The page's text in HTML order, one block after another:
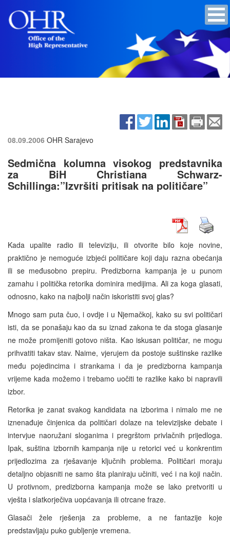
08.09.2006 OHR Sarajevo
Sedmična kolumna visokog predstavnika
za BiH Christiana Schwarz-
Schillinga:”Izvršiti pritisak na političare”
Kada upalite radio ili televiziju, ili otvorite bilo koje novine,
praktično je nemoguće izbjeći političare koji daju razna obećanja
ili se međusobno prepiru. Predizborna kampanja je u punom
zamahu i politička retorika dominira medijima. Ali za koga glasati,
odnosno, kako na najbolji način iskoristiti svoj glas?
Mnogo sam puta čuo, i ovdje i u Njemačkoj, kako su svi političari
isti, da se ponašaju kao da su iznad zakona te da stoga glasanje
ne može promijeniti gotovo ništa. Kao iskusan političar, ne mogu
prihvatiti takav stav. Naime, vjerujem da postoje suštinske razlike
među pojedincima i strankama i da je predizborna kampanja
vrijeme kada možemo i trebamo uočiti te razlike kako bi napravili
izbor.
Retorika je zanat svakog kandidata na izborima i nimalo me ne
iznenađuje činjenica da političari dolaze na televizijske debate i
intervjue naoružani sloganima i pregrštom privlačnih prijedloga.
Ipak, suština izbornih kampanja nije u retorici već u konkrentim
prijedlozima za rješavanje ključnih problema. Političari moraju
detaljno objasniti ne samo šta planiraju učiniti, već i na koji način.
U protivnom, predizborna kampanja može se lako pretvoriti u
vješta i slatkorječiva uopćavanja ili otrcane fraze.
Glasači žele rješenja za probleme, a ne fantazije koje
predstavljaju puko gubljenje vremena.